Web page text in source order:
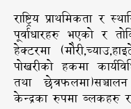
राष्ट्रिय प्राथमिकता र
पूर्वाधारहरु भएको र
हेक्टरमा
पोखरीको हकमा
तथा
केन्द्रका रुपमा ब्लकहरु